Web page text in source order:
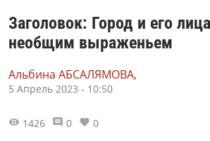
Заголовок: Город и его
необщим выраженьем
Альбина АБСАЛЯМОВА,
5 Апрель 2023 - 10:50
1426 0 0